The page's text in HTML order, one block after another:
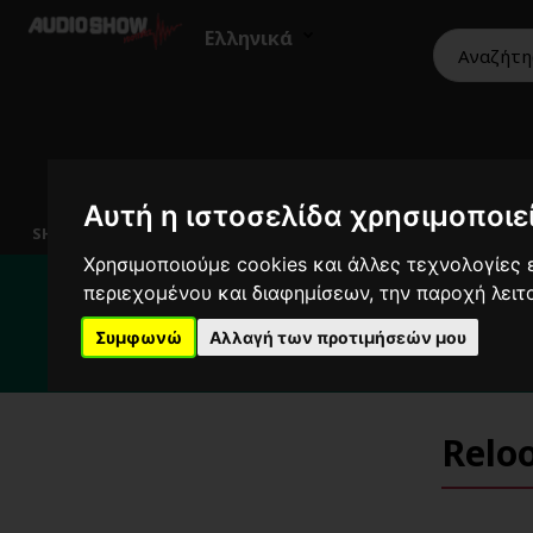
Αυτή η ιστοσελίδα
Χρησιμοποιούμε cookies και άλλες τεχνολογίες
περιεχομένου και διαφημίσεων, την παροχή
Συμφωνώ Αλλαγή των προτιμήσεών μου
Ελληνικά
SHOWROOM
Εικόνα
Για το διάστημα
Για